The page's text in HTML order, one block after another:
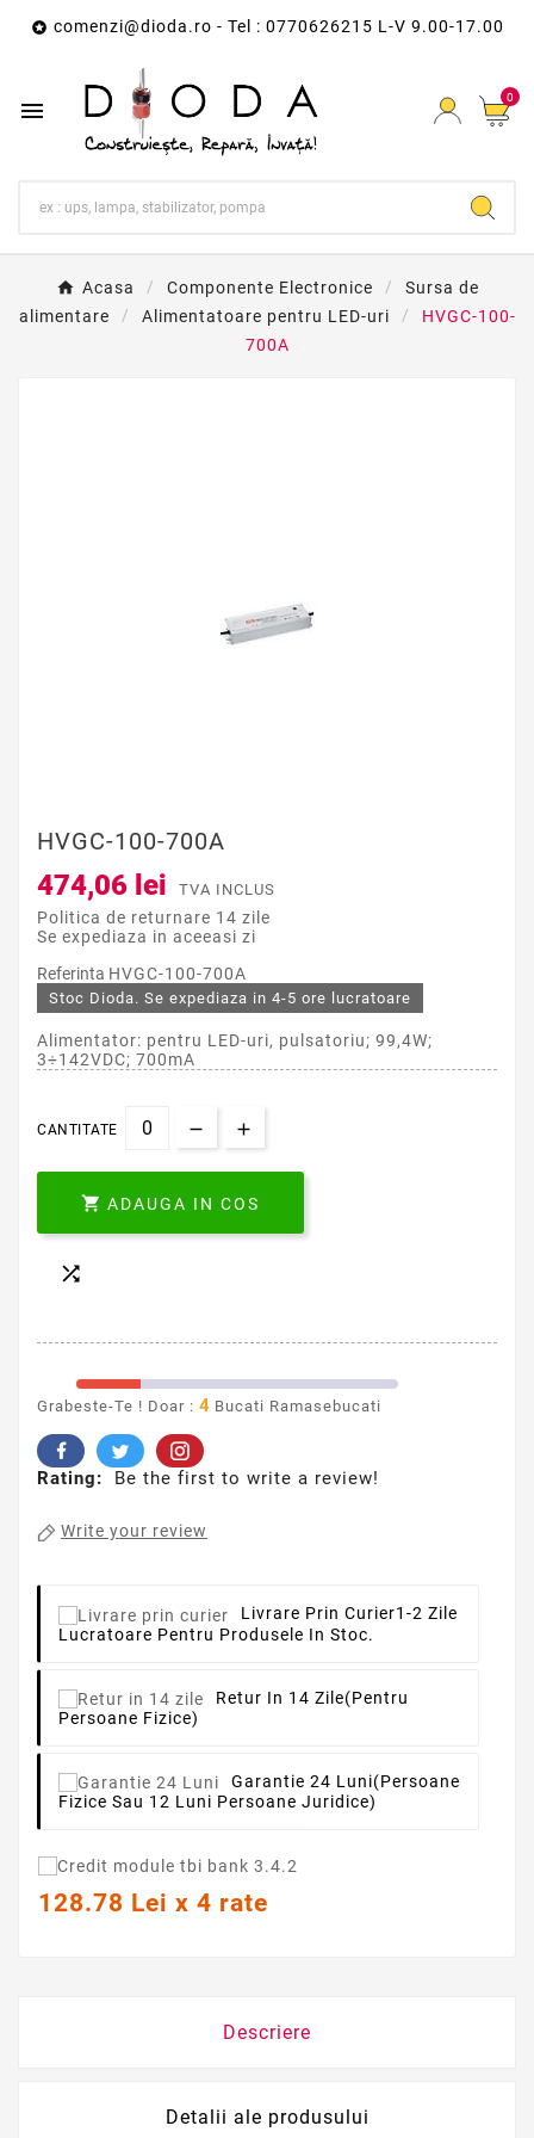
 comenzi@dioda.ro - Tel : 0770626215 L-V 9.00-17.00
 0
Acasa Componente Electronice
Sursa de
alimentare
Alimentatoare pentru LED-uri
HVGC-100-
700A
HVGC-100-700A
474,06 lei TVA INCLUS
Politica de returnare 14 zile
Se expediaza in aceeasi zi
Referinta HVGC-100-700A
Stoc Dioda. Se expediaza in 4-5 ore lucratoare
Alimentator: pentru LED-uri, pulsatoriu; 99,4W;
3÷142VDC; 700mA
CANTITATE
 ADAUGA IN COS

Grabeste-Te ! Doar : 4 Bucati Ramasebucati
Rating: Be the first to write a review!
Write your review
Livrare Prin Curier1-2 Zile
Lucratoare Pentru Produsele In Stoc.
Retur In 14 Zile(pentru
Persoane Fizice)
Garantie 24 Luni(persoane
Fizice Sau 12 Luni Persoane Juridice)
128.78 Lei x 4 rate
Descriere
Detalii ale produsului